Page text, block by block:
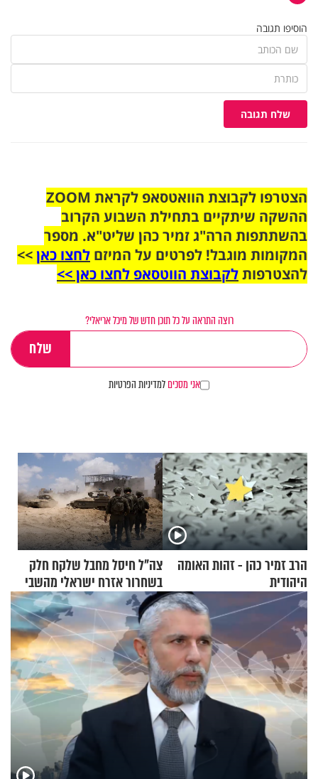
הוסיפו תגובה
שלח תגובה
הצטרפו לקבוצת הוואטסאפ לקראת ZOOM
ההשקה שיתקיים בתחילת השבוע הקרוב
בהשתתפות הרה"ג זמיר כהן שליט"א. מספר
המקומות מוגבל! לפרטים על המיזם לחצו כאן>>
להצטרפותלקבוצת הווטסאפ לחצו כאן >>
רוצה התראה על כל תוכן חדש של מיכל אריאלי?
אני מסכיםלמדיניות הפרטיות
הרב זמיר כהן - זהות האומה
היהודית
צה"ל חיסל מחבל שלקח חלק
בשחרור אזרח ישראלי מהשבי